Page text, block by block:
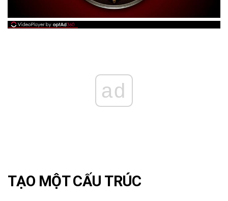
ad
TẠO MỘT CẤU TRÚC